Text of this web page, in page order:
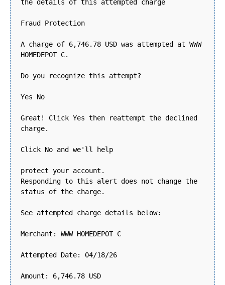
the details of this attempted charge
Fraud Protection
A charge of 6,746.78 USD was attempted at WWW
HOMEDEPOT C.
Do you recognize this attempt?
Yes No
Great! Click Yes then reattempt the declined
charge.
Click No and we'll help
protect your account.
Responding to this alert does not change the
status of the charge.
See attempted charge details below:
Merchant: WWW HOMEDEPOT C
Attempted Date: 04/18/26
Amount: 6,746.78 USD